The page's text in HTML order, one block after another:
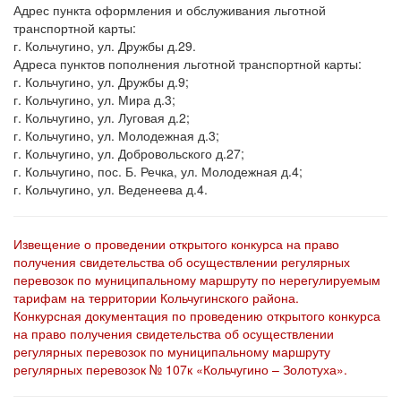
Адрес пункта оформления и обслуживания льготной
транспортной карты:
г. Кольчугино, ул. Дружбы д.29.
Адреса пунктов пополнения льготной транспортной карты:
г. Кольчугино, ул. Дружбы д.9;
г. Кольчугино, ул. Мира д.3;
г. Кольчугино, ул. Луговая д.2;
г. Кольчугино, ул. Молодежная д.3;
г. Кольчугино, ул. Добровольского д.27;
г. Кольчугино, пос. Б. Речка, ул. Молодежная д.4;
г. Кольчугино, ул. Веденеева д.4.
Извещение о проведении открытого конкурса на право
получения свидетельства об осуществлении регулярных
перевозок по муниципальному маршруту по нерегулируемым
тарифам на территории Кольчугинского района.
Конкурсная документация по проведению открытого конкурса
на право получения свидетельства об осуществлении
регулярных перевозок по муниципальному маршруту
регулярных перевозок № 107к «Кольчугино – Золотуха».